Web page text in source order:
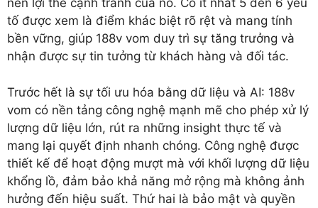
nên lợi thế cạnh tranh của nó. Có ít nhất 5 đến 6 yếu
tố được xem là điểm khác biệt rõ rệt và mang tính
bền vững, giúp 188v vom duy trì sự tăng trưởng và
nhận được sự tin tưởng từ khách hàng và đối tác.
Trước hết là sự tối ưu hóa bằng dữ liệu và AI: 188v
vom có nền tảng công nghệ mạnh mẽ cho phép xử lý
lượng dữ liệu lớn, rút ra những insight thực tế và
mang lại quyết định nhanh chóng. Công nghệ được
thiết kế để hoạt động mượt mà với khối lượng dữ liệu
khổng lồ, đảm bảo khả năng mở rộng mà không ảnh
hưởng đến hiệu suất. Thứ hai là bảo mật và quyền